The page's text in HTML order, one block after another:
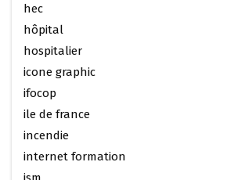
hec
hôpital
hospitalier
icone graphic
ifocop
ile de france
incendie
internet formation